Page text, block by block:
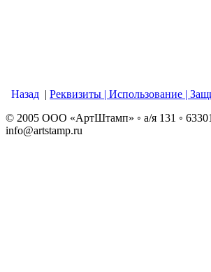
Назад | Реквизиты | Использование |
© 2005 ООО «АртШтамп» ◦ а/я 131 ◦
info@artstamp.ru